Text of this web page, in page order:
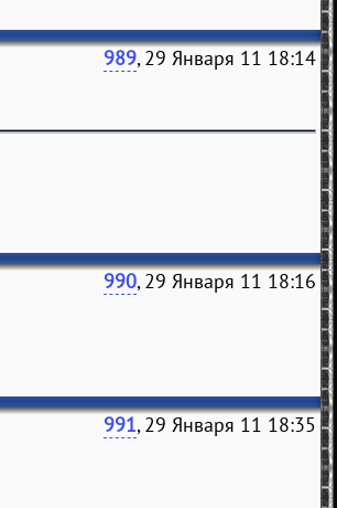
989, 29 Января 11 18:14
990, 29 Января 11 18:16
991, 29 Января 11 18:35